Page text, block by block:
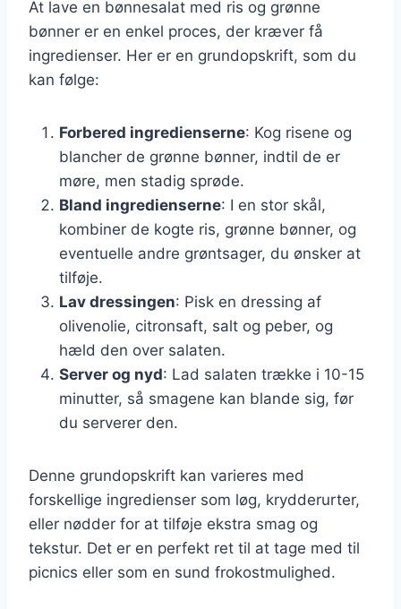
At lave en bønnesalat med ris og grønne
bønner er en enkel proces, der kræver få
ingredienser. Her er en grundopskrift, som du
kan følge:
Forbered ingredienserne: Kog risene og
blancher de grønne bønner, indtil de er
møre, men stadig sprøde.
Bland ingredienserne: I en stor skål,
kombiner de kogte ris, grønne bønner, og
eventuelle andre grøntsager, du ønsker at
tilføje.
Lav dressingen: Pisk en dressing af
olivenolie, citronsaft, salt og peber, og
hæld den over salaten.
Server og nyd: Lad salaten trække i 10-15
minutter, så smagene kan blande sig, før
du serverer den.
Denne grundopskrift kan varieres med
forskellige ingredienser som løg, krydderurter,
eller nødder for at tilføje ekstra smag og
tekstur. Det er en perfekt ret til at tage med til
picnics eller som en sund frokostmulighed.